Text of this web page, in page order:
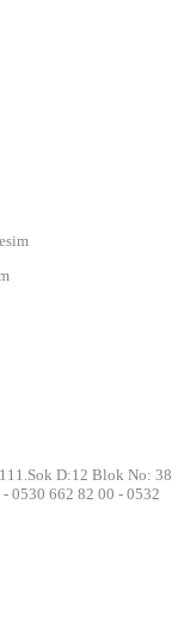
D:12 Blok No: 38
0530 662 82 00 - 0532